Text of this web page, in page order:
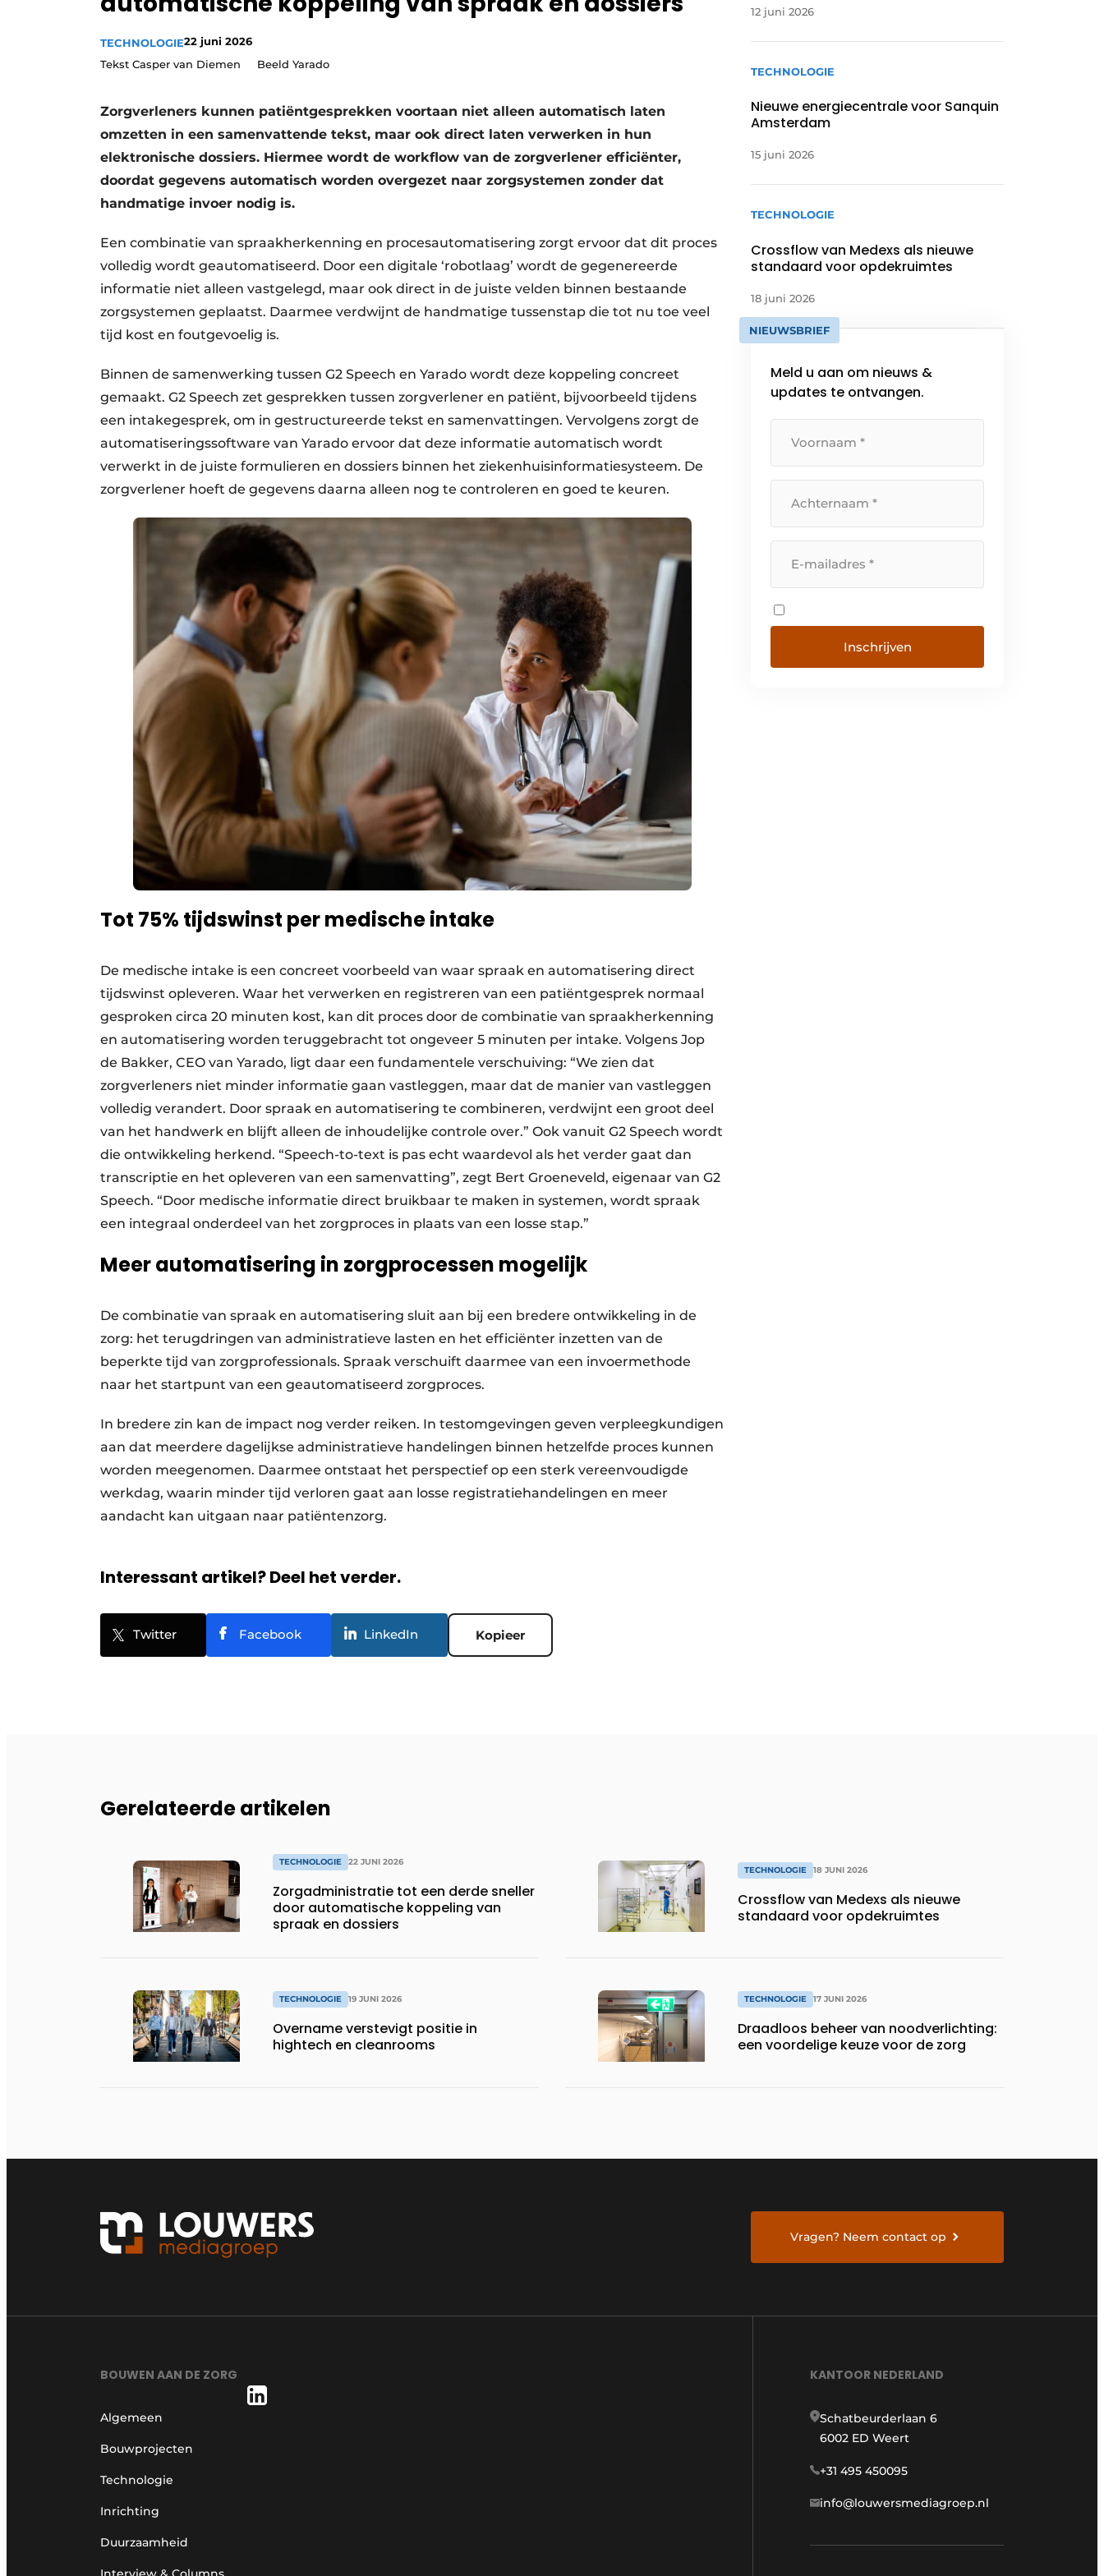
Privacy / Cookie statement
Vacature aanmelden
Vacatures
TECHNOLOGIE22 juni 2026
Tekst Casper van Diemen Beeld Yarado
Zorgverleners kunnen patiëntgesprekken voortaan niet alleen automatisch laten
omzetten in een samenvattende tekst, maar ook direct laten verwerken in hun
elektronische dossiers. Hiermee wordt de workflow van de zorgverlener efficiënter,
doordat gegevens automatisch worden overgezet naar zorgsystemen zonder dat
handmatige invoer nodig is.
Een combinatie van spraakherkenning en procesautomatisering zorgt ervoor dat dit proces
volledig wordt geautomatiseerd. Door een digitale ‘robotlaag’ wordt de gegenereerde
informatie niet alleen vastgelegd, maar ook direct in de juiste velden binnen bestaande
zorgsystemen geplaatst. Daarmee verdwijnt de handmatige tussenstap die tot nu toe veel
tijd kost en foutgevoelig is.
Binnen de samenwerking tussen G2 Speech en Yarado wordt deze koppeling concreet
gemaakt. G2 Speech zet gesprekken tussen zorgverlener en patiënt, bijvoorbeeld tijdens
een intakegesprek, om in gestructureerde tekst en samenvattingen. Vervolgens zorgt de
automatiseringssoftware van Yarado ervoor dat deze informatie automatisch wordt
verwerkt in de juiste formulieren en dossiers binnen het ziekenhuisinformatiesysteem. De
zorgverlener hoeft de gegevens daarna alleen nog te controleren en goed te keuren.
Tot 75% tijdswinst per medische intake
De medische intake is een concreet voorbeeld van waar spraak en automatisering direct
tijdswinst opleveren. Waar het verwerken en registreren van een patiëntgesprek normaal
gesproken circa 20 minuten kost, kan dit proces door de combinatie van spraakherkenning
en automatisering worden teruggebracht tot ongeveer 5 minuten per intake. Volgens Jop
de Bakker, CEO van Yarado, ligt daar een fundamentele verschuiving: “We zien dat
zorgverleners niet minder informatie gaan vastleggen, maar dat de manier van vastleggen
volledig verandert. Door spraak en automatisering te combineren, verdwijnt een groot deel
van het handwerk en blijft alleen de inhoudelijke controle over.” Ook vanuit G2 Speech wordt
die ontwikkeling herkend. “Speech-to-text is pas echt waardevol als het verder gaat dan
transcriptie en het opleveren van een samenvatting”, zegt Bert Groeneveld, eigenaar van G2
Speech. “Door medische informatie direct bruikbaar te maken in systemen, wordt spraak
een integraal onderdeel van het zorgproces in plaats van een losse stap.”
Meer automatisering in zorgprocessen mogelijk
De combinatie van spraak en automatisering sluit aan bij een bredere ontwikkeling in de
zorg: het terugdringen van administratieve lasten en het efficiënter inzetten van de
beperkte tijd van zorgprofessionals. Spraak verschuift daarmee van een invoermethode
naar het startpunt van een geautomatiseerd zorgproces.
In bredere zin kan de impact nog verder reiken. In testomgevingen geven verpleegkundigen
aan dat meerdere dagelijkse administratieve handelingen binnen hetzelfde proces kunnen
worden meegenomen. Daarmee ontstaat het perspectief op een sterk vereenvoudigde
werkdag, waarin minder tijd verloren gaat aan losse registratiehandelingen en meer
aandacht kan uitgaan naar patiëntenzorg.
Interessant artikel? Deel het verder.
Twitter Facebook LinkedIn Kopieer
12 juni 2026
TECHNOLOGIE
Nieuwe energiecentrale voor Sanquin
Amsterdam
15 juni 2026
TECHNOLOGIE
Crossflow van Medexs als nieuwe
standaard voor opdekruimtes
18 juni 2026
NIEUWSBRIEF
Meld u aan om nieuws &
updates te ontvangen.
Gerelateerde artikelen
TECHNOLOGIE 22 JUNI 2026
Zorgadministratie tot een derde sneller
door automatische koppeling van
spraak en dossiers
TECHNOLOGIE 19 JUNI 2026
Overname verstevigt positie in
hightech en cleanrooms
TECHNOLOGIE 18 JUNI 2026
Crossflow van Medexs als nieuwe
standaard voor opdekruimtes
TECHNOLOGIE 17 JUNI 2026
Draadloos beheer van noodverlichting:
een voordelige keuze voor de zorg
Vragen? Neem contact op
BOUWEN AAN DE ZORG
Algemeen
Bouwprojecten
Technologie
Inrichting
Duurzaamheid
KANTOOR NEDERLAND
Schatbeurderlaan 6
6002 ED Weert
+31 495 450095
info@louwersmediagroep.nl